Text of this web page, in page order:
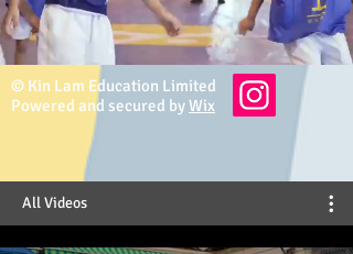
© Kin Lam Education Limited
Powered and secured byWix
All Videos